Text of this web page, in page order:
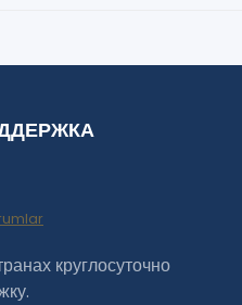
Istanbul |Dr.Acar aus
круглосуточно